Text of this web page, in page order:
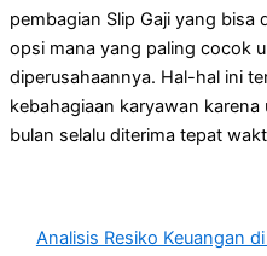
pembagian Slip Gaji yang
opsi mana yang paling cocok
diperusahaannya. Hal-hal ini
kebahagiaan karyawan
bulan selalu diterima tepat
Analisis Resiko Keuangan